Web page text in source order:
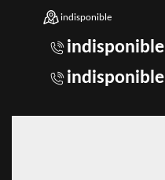
indisponible
indisponible
indisponible